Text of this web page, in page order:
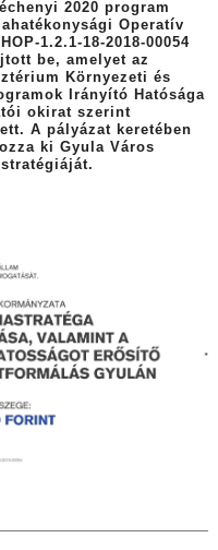
2020 program
Operatív
1.2.1-18-2018-00054
be, amelyet az
Környezeti és
Irányító Hatósága
okirat szerint
A pályázat keretében
ki Gyula Város